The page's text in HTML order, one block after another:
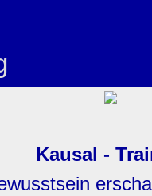
Kausal -